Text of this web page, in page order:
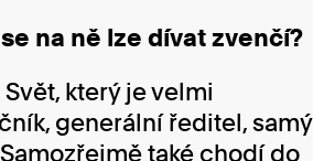
na ně lze dívat zvenčí?
který je velmi
generální ředitel, samý
také chodí do